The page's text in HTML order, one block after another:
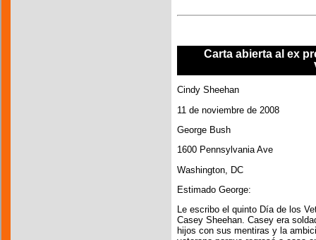
Carta abierta al ex
Cindy Sheehan
11 de noviembre de 2008
George Bush
1600 Pennsylvania Ave
Washington, DC
Estimado George:
Le escribo el quinto Día de los
Casey Sheehan. Casey era
hijos con sus mentiras y la